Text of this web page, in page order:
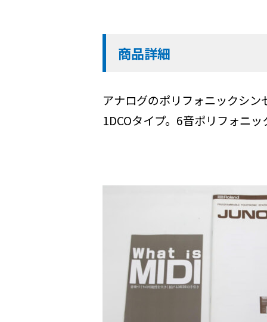
商品詳細
アナログのポリフォニックシ
1DCOタイプ。6音ポリフォニ